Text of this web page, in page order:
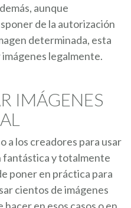
aunque
de la autorización
determinada, esta
imágenes legalmente.
IMÁGENES
a los creadores para usar
fantástica y totalmente
poner en práctica para
cientos de imágenes